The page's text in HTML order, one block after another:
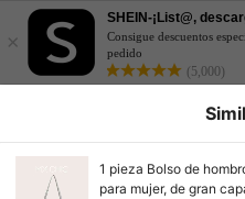
×
SHEIN-¡List@,
Consigue descuentos
pedido
(5,000)
1 pieza Bolso de
para mujer, de gran